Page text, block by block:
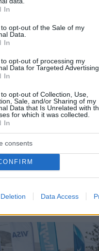
consent to Google and its
for below specified purposes
In
opt-out of the Sale of my
Data.
In
opt-out of processing my
Data for Targeted Advertising.
In
opt-out of Collection, Use,
Sale, and/or Sharing of my
Data that Is Unrelated with
for which it was collected.
In
consents
Data Access